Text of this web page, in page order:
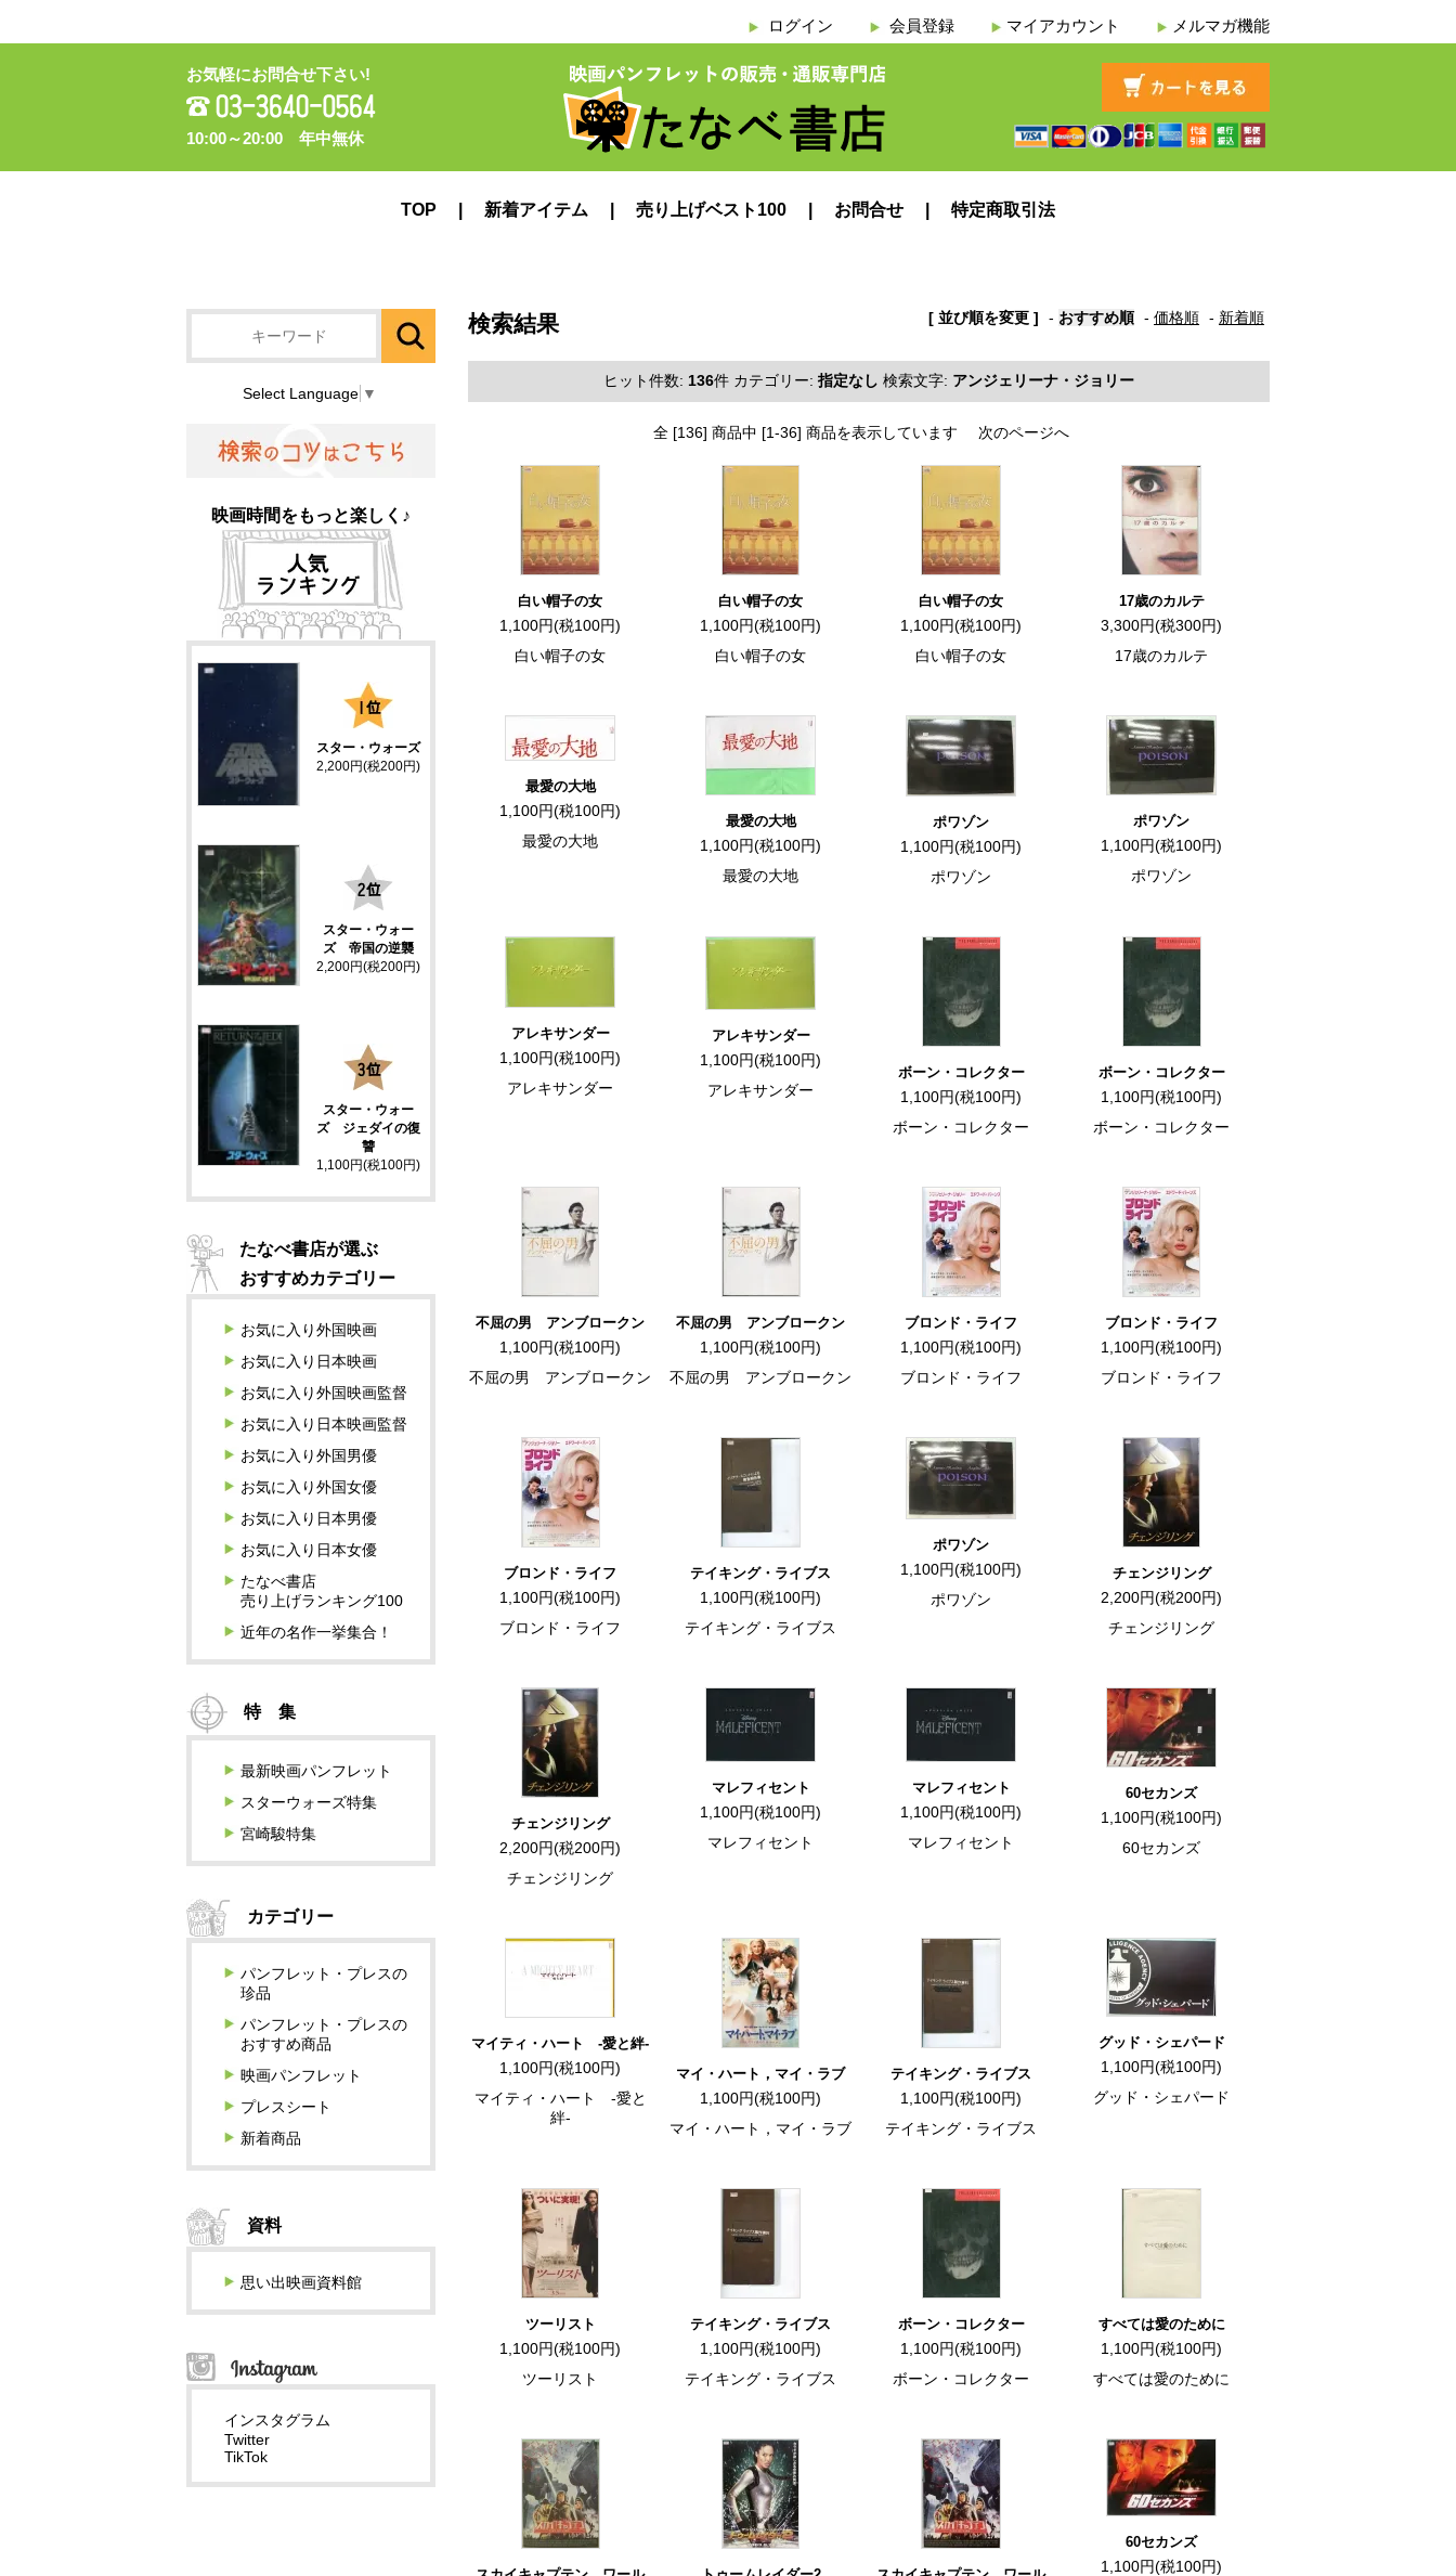
ログイン 会員登録 マイアカウント メルマガ機能
お気軽にお問合せ下さい!
10:00～20:00 年中無休
TOP 新着アイテム 売り上げベスト100 お問合せ 特定商取引法
[ 並び順を変更 ] - おすすめ順 - 価格順 - 新着順
検索結果
ヒット件数: 136件 カテゴリー: 指定なし 検索文字: アンジェリーナ・ジョリー
全 [136] 商品中 [1-36] 商品を表示しています 次のページへ
白い帽子の女
1,100円(税100円)
白い帽子の女
白い帽子の女
1,100円(税100円)
白い帽子の女
白い帽子の女
1,100円(税100円)
白い帽子の女
17歳のカルテ
3,300円(税300円)
17歳のカルテ
最愛の大地
1,100円(税100円)
最愛の大地
最愛の大地
1,100円(税100円)
最愛の大地
ポワゾン
1,100円(税100円)
ポワゾン
ポワゾン
1,100円(税100円)
ポワゾン
アレキサンダー
1,100円(税100円)
アレキサンダー
アレキサンダー
1,100円(税100円)
アレキサンダー
ボーン・コレクター
1,100円(税100円)
ボーン・コレクター
ボーン・コレクター
1,100円(税100円)
ボーン・コレクター
不屈の男 アンブロークン
1,100円(税100円)
不屈の男 アンブロークン
不屈の男 アンブロークン
1,100円(税100円)
不屈の男 アンブロークン
ブロンド・ライフ
1,100円(税100円)
ブロンド・ライフ
ブロンド・ライフ
1,100円(税100円)
ブロンド・ライフ
ブロンド・ライフ
1,100円(税100円)
ブロンド・ライフ
テイキング・ライブス
1,100円(税100円)
テイキング・ライブス
ポワゾン
1,100円(税100円)
ポワゾン
チェンジリング
2,200円(税200円)
チェンジリング
チェンジリング
2,200円(税200円)
チェンジリング
マレフィセント
1,100円(税100円)
マレフィセント
マレフィセント
1,100円(税100円)
マレフィセント
60セカンズ
1,100円(税100円)
60セカンズ
マイティ・ハート -愛と絆-
1,100円(税100円)
マイティ・ハート -愛と
絆-
マイ・ハート，マイ・ラブ
1,100円(税100円)
マイ・ハート，マイ・ラブ
テイキング・ライブス
1,100円(税100円)
テイキング・ライブス
グッド・シェパード
1,100円(税100円)
グッド・シェパード
ツーリスト
1,100円(税100円)
ツーリスト
テイキング・ライブス
1,100円(税100円)
テイキング・ライブス
ボーン・コレクター
1,100円(税100円)
ボーン・コレクター
すべては愛のために
1,100円(税100円)
すべては愛のために
60セカンズ
1,100円(税100円)
Select Language ▼
映画時間をもっと楽しく♪
スター・ウォーズ
2,200円(税200円)
スター・ウォー
ズ 帝国の逆襲
2,200円(税200円)
スター・ウォー
ズ ジェダイの復
讐
1,100円(税100円)
たなべ書店が選ぶ
おすすめカテゴリー
お気に入り外国映画
お気に入り日本映画
お気に入り外国映画監督
お気に入り日本映画監督
お気に入り外国男優
お気に入り外国女優
お気に入り日本男優
お気に入り日本女優
たなべ書店
売り上げランキング100
近年の名作一挙集合！
特 集
最新映画パンフレット
スターウォーズ特集
宮崎駿特集
カテゴリー
パンフレット・プレスの
珍品
パンフレット・プレスの
おすすめ商品
映画パンフレット
プレスシート
新着商品
資料
思い出映画資料館
インスタグラム
Twitter
TikTok